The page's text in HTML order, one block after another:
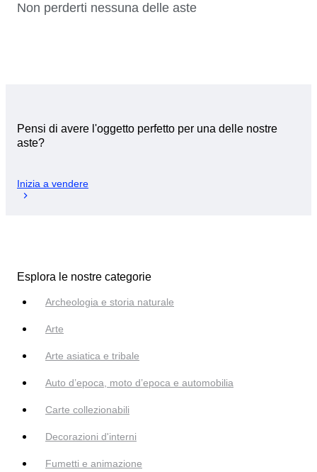
Non perderti nessuna delle aste
Pensi di avere l'oggetto perfetto per una delle nostre
aste?
Inizia a vendere
Esplora le nostre categorie
Archeologia e storia naturale
Arte
Arte asiatica e tribale
Auto d’epoca, moto d’epoca e automobilia
Carte collezionabili
Decorazioni d'interni
Fumetti e animazione